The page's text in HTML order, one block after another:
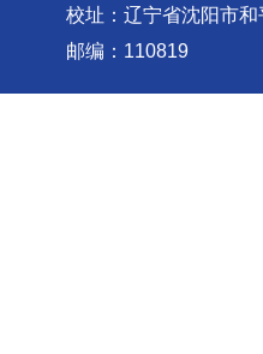
校址：辽宁省沈阳市
邮编：110819